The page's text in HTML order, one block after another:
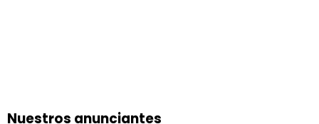
Nuestros anunciantes